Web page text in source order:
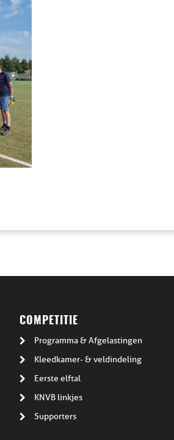
COMPETITIE
Programma & Afgelastingen
Kleedkamer- & veldindeling
Eerste elftal
KNVB linkjes
Supporters